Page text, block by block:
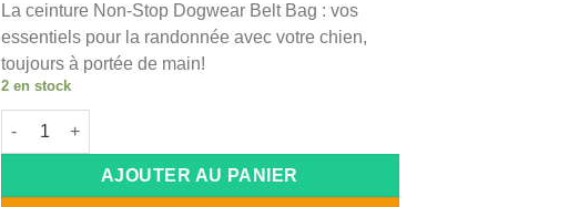
La ceinture Non-Stop Dogwear Belt Bag : vos
essentiels pour la randonnée avec votre chien,
toujours à portée de main!
2 en stock
AJOUTER AU PANIER
Alternative: